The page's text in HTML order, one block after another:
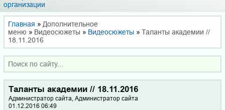
организации
Главная » Дополнительное
меню » Видеосюжеты » Видеосюжеты » Таланты академии //
18.11.2016
Таланты академии // 18.11.2016
Администратор сайта, Администратор сайта
01.12.2016 06:49